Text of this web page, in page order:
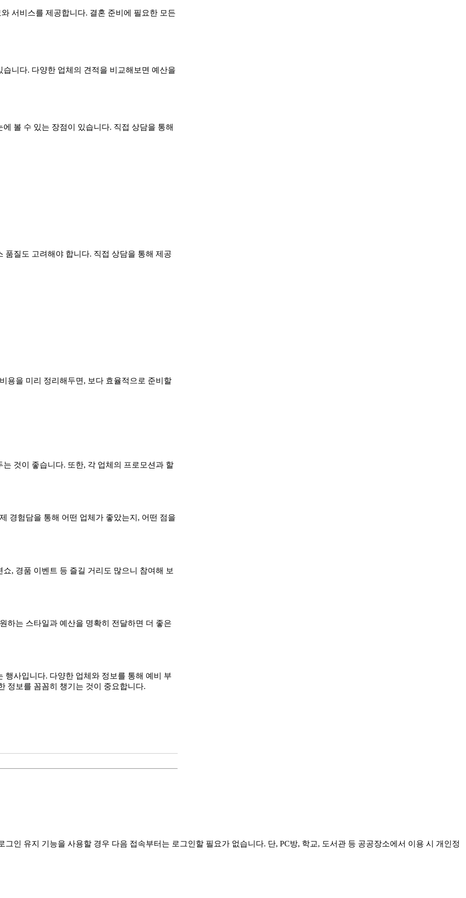
서비스를 제공합니다. 결혼 준비에 필요한 모든
니다. 다양한 업체의 견적을 비교해보면 예산을
볼 수 있는 장점이 있습니다. 직접 상담을 통해
품질도 고려해야 합니다. 직접 상담을 통해 제공
용을 미리 정리해두면, 보다 효율적으로 준비할
것이 좋습니다. 또한, 각 업체의 프로모션과 할
경험담을 통해 어떤 업체가 좋았는지, 어떤 점을
, 경품 이벤트 등 즐길 거리도 많으니 참여해 보
하는 스타일과 예산을 명확히 전달하면 더 좋은
행사입니다. 다양한 업체와 정보를 통해 예비 부
정보를 꼼꼼히 챙기는 것이 중요합니다.
인 유지 기능을 사용할 경우 다음 접속부터는 로그인할 필요가 없습니다. 단, PC방, 학교, 도서관 등 공공장소에서 이용 시 개인정